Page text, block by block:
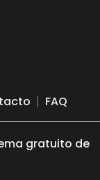
FAQ
gratuito de